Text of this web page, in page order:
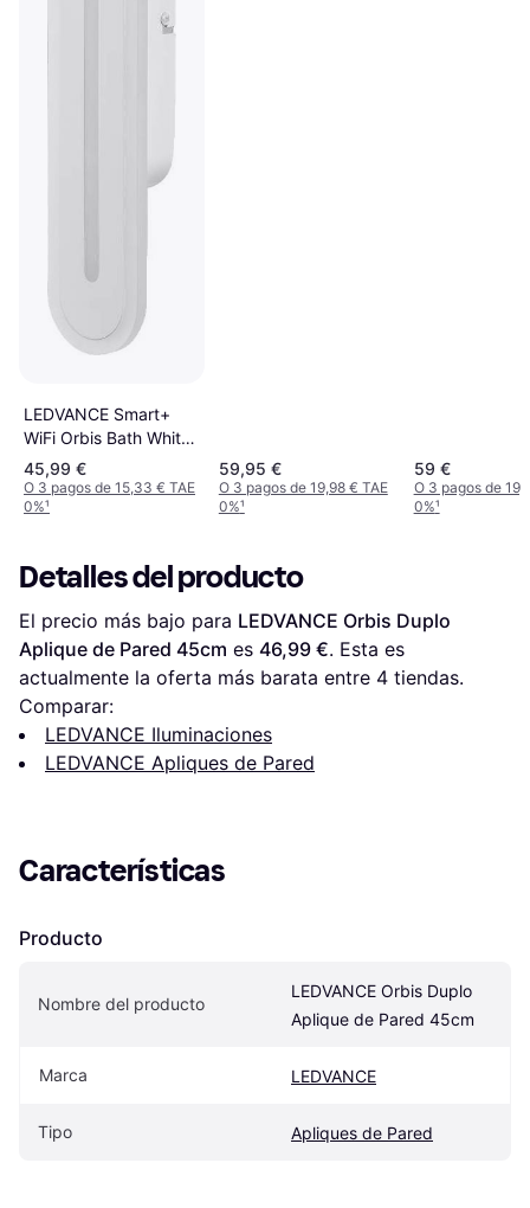
LEDVANCE Smart+
WiFi Orbis Bath White
Aplique de Pared 7cm
45,99 €
O 3 pagos de 15,33 € TAE
0%¹
59,95 €
O 3 pagos de 19,98 € TAE
0%¹
59 €
O 3 pagos de
0%¹
Detalles del producto
El precio más bajo para LEDVANCE Orbis Duplo
Aplique de Pared 45cm es 46,99 €. Esta es
actualmente la oferta más barata entre 4 tiendas.
Comparar:
LEDVANCE Iluminaciones
LEDVANCE Apliques de Pared
Características
Producto
Nombre del producto
LEDVANCE Orbis Duplo
Aplique de Pared 45cm
Marca LEDVANCE
Tipo Apliques de Pared